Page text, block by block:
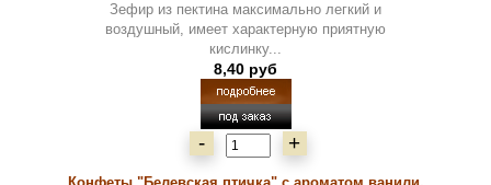
Зефир из пектина максимально легкий и
воздушный, имеет характерную приятную
кислинку...
8,40 руб
- +